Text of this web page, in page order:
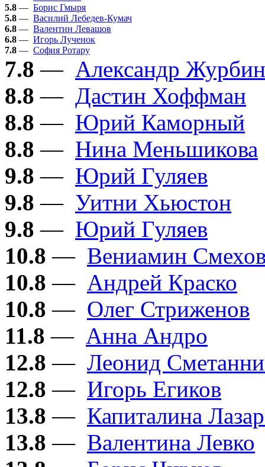
5.8 — Борис Гмыря
5.8 — Василий Лебедев-Кумач
6.8 — Валентин Левашов
6.8 — Игорь Лученок
7.8 — София Ротару
7.8 — Александр Журбин
8.8 — Дастин Хоффман
8.8 — Юрий Каморный
8.8 — Нина Меньшикова
9.8 — Юрий Гуляев
9.8 — Уитни Хьюстон
9.8 — Юрий Гуляев
10.8 — Вениамин
10.8 — Андрей Краско
10.8 — Олег Стриженов
11.8 — Анна Андро
12.8 — Леонид
12.8 — Игорь Егиков
13.8 — Капиталина
13.8 — Валентина Левко